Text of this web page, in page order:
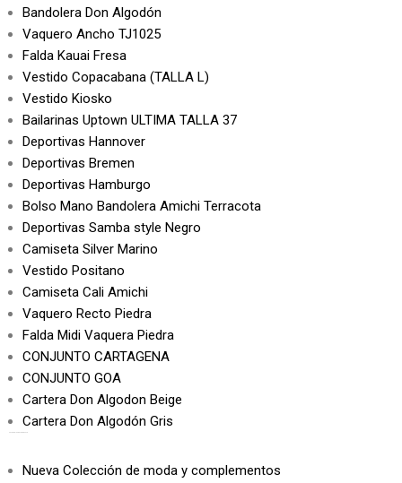
Bandolera Don Algodón
Vaquero Ancho TJ1025
Falda Kauai Fresa
Vestido Copacabana (TALLA L)
Vestido Kiosko
Bailarinas Uptown ULTIMA TALLA 37
Deportivas Hannover
Deportivas Bremen
Deportivas Hamburgo
Bolso Mano Bandolera Amichi Terracota
Deportivas Samba style Negro
Camiseta Silver Marino
Vestido Positano
Camiseta Cali Amichi
Vaquero Recto Piedra
Falda Midi Vaquera Piedra
CONJUNTO CARTAGENA
CONJUNTO GOA
Cartera Don Algodon Beige
Cartera Don Algodón Gris
Nueva Colección de moda y complementos